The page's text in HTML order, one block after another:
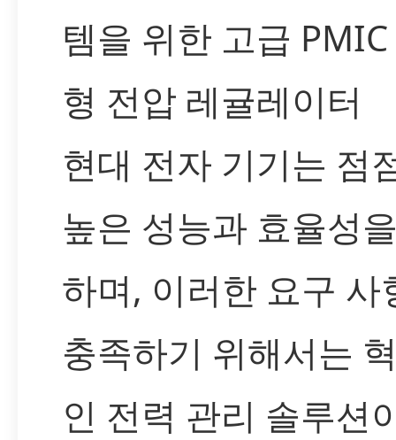
템을 위한 고급
형 전압 레귤레이터
현대 전자 기기는 점
높은 성능과 효율성
하며, 이러한 요구 사
충족하기 위해서는
인 전력 관리 솔루션